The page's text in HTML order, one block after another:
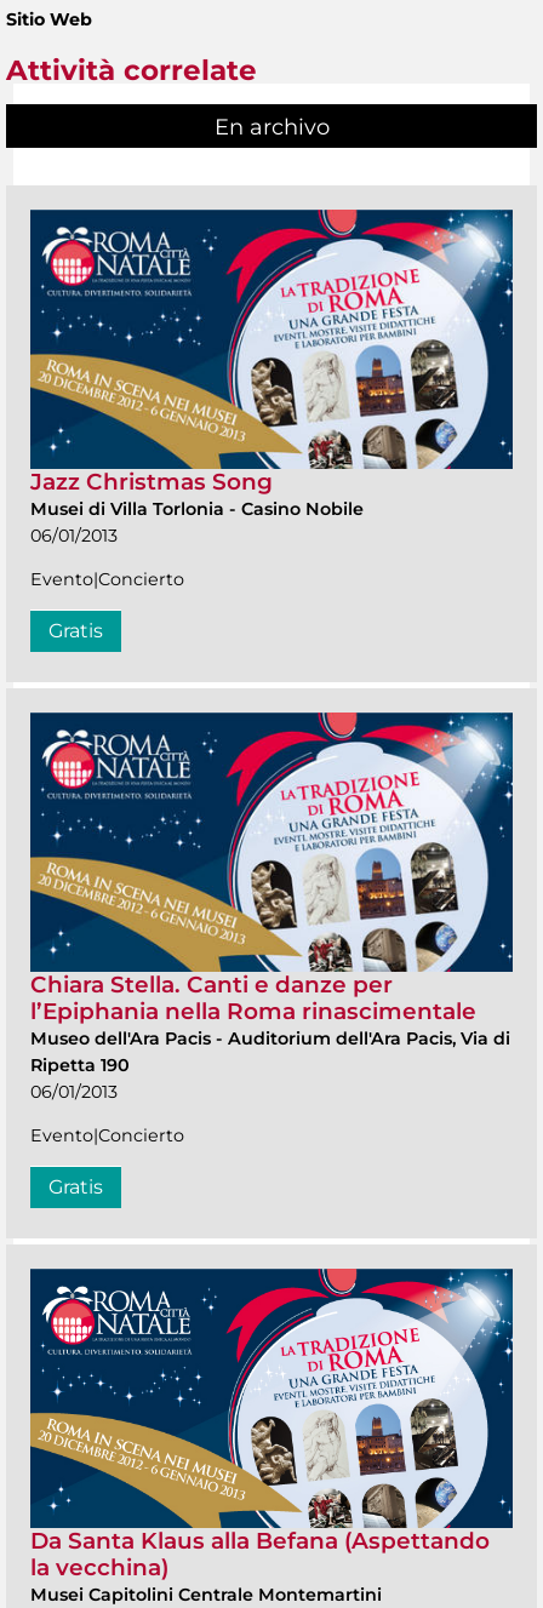
Sitio Web
Attività correlate
En archivo
Jazz Christmas Song
Musei di Villa Torlonia - Casino Nobile
06/01/2013
Evento|Concierto
Gratis
Chiara Stella. Canti e danze per
l’Epiphania nella Roma rinascimentale
Museo dell'Ara Pacis - Auditorium dell'Ara Pacis, Via di
Ripetta 190
06/01/2013
Evento|Concierto
Gratis
Da Santa Klaus alla Befana (Aspettando
la vecchina)
Musei Capitolini Centrale Montemartini